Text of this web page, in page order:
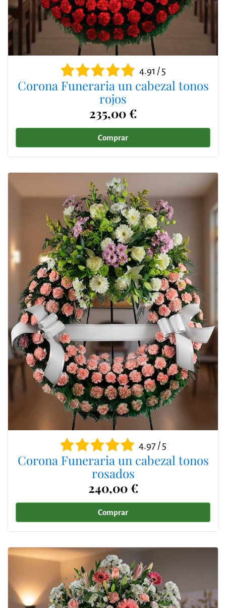
4.91 / 5
Corona Funeraria un cabezal tonos
rojos
235,00 €
Comprar
4.97 / 5
Corona Funeraria un cabezal tonos
rosados
240,00 €
Comprar